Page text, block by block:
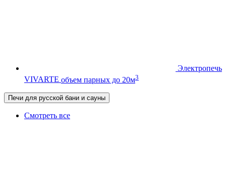
Электропечь
VIVARTE объем парных до 20м3
Печи для русской бани и сауны
Смотреть все